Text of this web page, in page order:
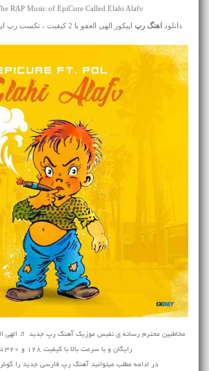
RAP Music of EpiCure Called Elahi Alafv
دانلود اهنگ رپ اپیکور الهی‌ العفو با 2 کیفیت ، تکست رپ اپیکور ،
مخاطبین محترم رسانه ی نفیس موزیک آهنگ رپ جدید ♬ الهی‌
رایگان و با سرعت بالا با کیفیت 128 و 320 دانلود کنید
در ادامه مطلب میتوانید آهنگرپ فارسی جدید را گوش